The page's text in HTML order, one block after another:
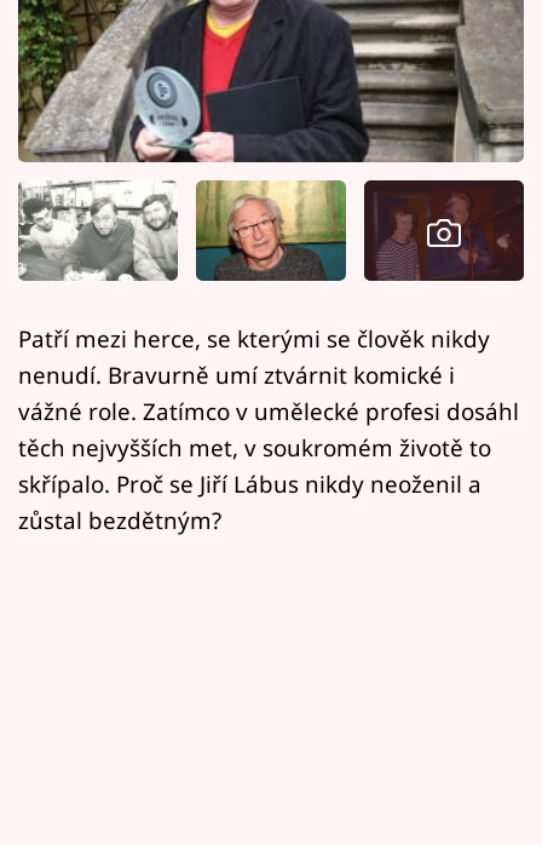
Horoskopy
Sledujte prima+
Filmový festival Karlovy Vary
Pořady
Mámy sobě
Přihlášení
Sledujte nás
Patří mezi herce, se kterými se člověk nikdy
nenudí. Bravurně umí ztvárnit komické i
vážné role. Zatímco v umělecké profesi dosáhl
těch nejvyšších met, v soukromém životě to
skřípalo. Proč se Jiří Lábus nikdy neoženil a
zůstal bezdětným?